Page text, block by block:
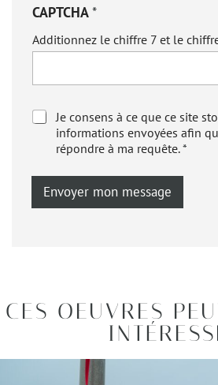
CAPTCHA*
Additionnez le chiffre 7 et le
R
*
Je consens à ce que ce site
informations envoyées afin
répondre à ma requête.*
Envoyer mon message
CES OEUVRES